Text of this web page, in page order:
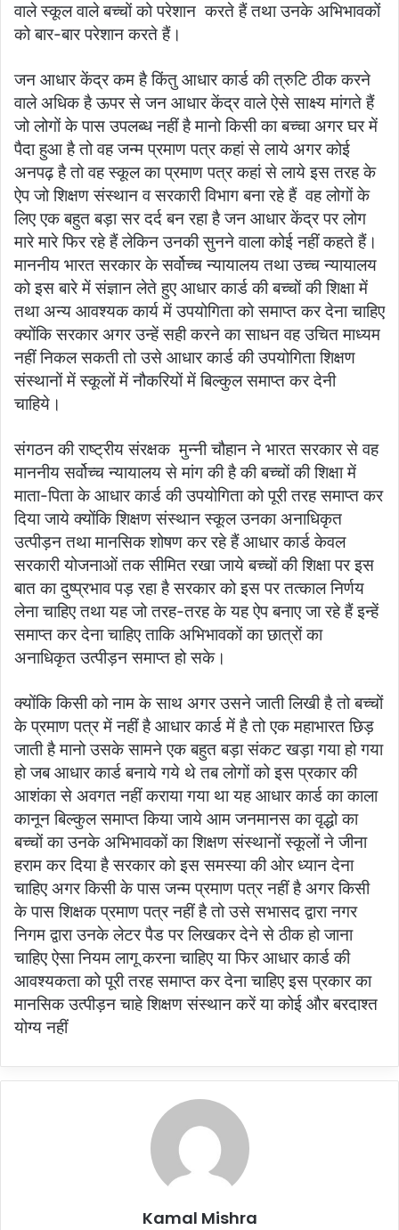
वाले स्कूल वाले बच्चों को परेशान करते हैं तथा उनके अभिभावकों
को बार-बार परेशान करते हैं।
जन आधार केंद्र कम है किंतु आधार कार्ड की त्रुटि ठीक करने
वाले अधिक है ऊपर से जन आधार केंद्र वाले ऐसे साक्ष्य मांगते हैं
जो लोगों के पास उपलब्ध नहीं है मानो किसी का बच्चा अगर घर में
पैदा हुआ है तो वह जन्म प्रमाण पत्र कहां से लाये अगर कोई
अनपढ़ है तो वह स्कूल का प्रमाण पत्र कहां से लाये इस तरह के
ऐप जो शिक्षण संस्थान व सरकारी विभाग बना रहे हैं वह लोगों के
लिए एक बहुत बड़ा सर दर्द बन रहा है जन आधार केंद्र पर लोग
मारे मारे फिर रहे हैं लेकिन उनकी सुनने वाला कोई नहीं कहते हैं।
माननीय भारत सरकार के सर्वोच्च न्यायालय तथा उच्च न्यायालय
को इस बारे में संज्ञान लेते हुए आधार कार्ड की बच्चों की शिक्षा में
तथा अन्य आवश्यक कार्य में उपयोगिता को समाप्त कर देना चाहिए
क्योंकि सरकार अगर उन्हें सही करने का साधन वह उचित माध्यम
नहीं निकल सकती तो उसे आधार कार्ड की उपयोगिता शिक्षण
संस्थानों में स्कूलों में नौकरियों में बिल्कुल समाप्त कर देनी
चाहिये।
संगठन की राष्ट्रीय संरक्षक मुन्नी चौहान ने भारत सरकार से वह
माननीय सर्वोच्च न्यायालय से मांग की है की बच्चों की शिक्षा में
माता-पिता के आधार कार्ड की उपयोगिता को पूरी तरह समाप्त कर
दिया जाये क्योंकि शिक्षण संस्थान स्कूल उनका अनाधिकृत
उत्पीड़न तथा मानसिक शोषण कर रहे हैं आधार कार्ड केवल
सरकारी योजनाओं तक सीमित रखा जाये बच्चों की शिक्षा पर इस
बात का दुष्प्रभाव पड़ रहा है सरकार को इस पर तत्काल निर्णय
लेना चाहिए तथा यह जो तरह-तरह के यह ऐप बनाए जा रहे हैं इन्हें
समाप्त कर देना चाहिए ताकि अभिभावकों का छात्रों का
अनाधिकृत उत्पीड़न समाप्त हो सके।
क्योंकि किसी को नाम के साथ अगर उसने जाती लिखी है तो बच्चों
के प्रमाण पत्र में नहीं है आधार कार्ड में है तो एक महाभारत छिड़
जाती है मानो उसके सामने एक बहुत बड़ा संकट खड़ा गया हो गया
हो जब आधार कार्ड बनाये गये थे तब लोगों को इस प्रकार की
आशंका से अवगत नहीं कराया गया था यह आधार कार्ड का काला
कानून बिल्कुल समाप्त किया जाये आम जनमानस का वृद्धो का
बच्चों का उनके अभिभावकों का शिक्षण संस्थानों स्कूलों ने जीना
हराम कर दिया है सरकार को इस समस्या की ओर ध्यान देना
चाहिए अगर किसी के पास जन्म प्रमाण पत्र नहीं है अगर किसी
के पास शिक्षक प्रमाण पत्र नहीं है तो उसे सभासद द्वारा नगर
निगम द्वारा उनके लेटर पैड पर लिखकर देने से ठीक हो जाना
चाहिए ऐसा नियम लागू करना चाहिए या फिर आधार कार्ड की
आवश्यकता को पूरी तरह समाप्त कर देना चाहिए इस प्रकार का
मानसिक उत्पीड़न चाहे शिक्षण संस्थान करें या कोई और बरदाश्त
योग्य नहीं
Kamal Mishra